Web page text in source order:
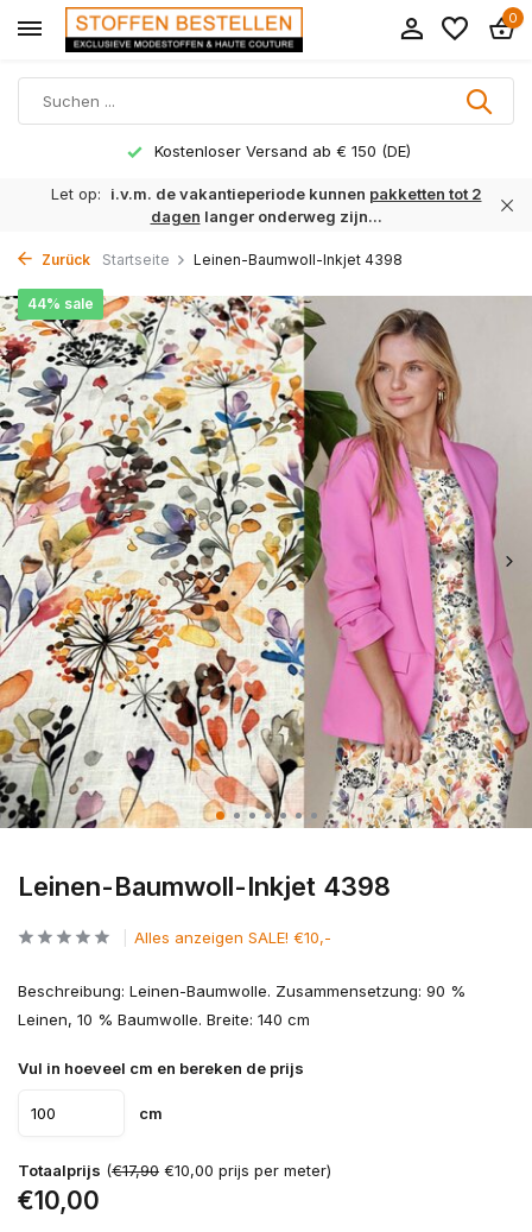
0
Kostenloser Versand ab € 150 (DE)
Let op: i.v.m. de vakantieperiode kunnen pakketten tot 2
dagen langer onderweg zijn...
Zurück Startseite Leinen-Baumwoll-Inkjet 4398
Leinen-Baumwoll-Inkjet 4398
44% sale
Alles anzeigen SALE! €10,-
Beschreibung: Leinen-Baumwolle. Zusammensetzung: 90 %
Leinen, 10 % Baumwolle. Breite: 140 cm
Vul in hoeveel cm en bereken de prijs
cm
Totaalprijs (€17,90 €10,00 prijs per meter)
€10,00